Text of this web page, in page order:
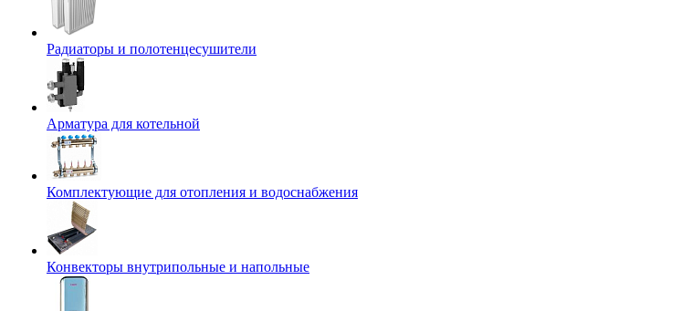
Радиаторы и полотенцесушители
Арматура для котельной
Комплектующие для отопления и водоснабжения
Конвекторы внутрипольные и напольные